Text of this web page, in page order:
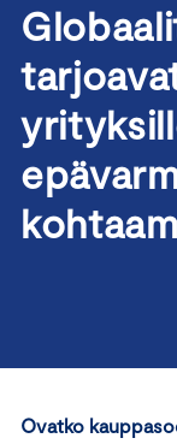
Ovatko